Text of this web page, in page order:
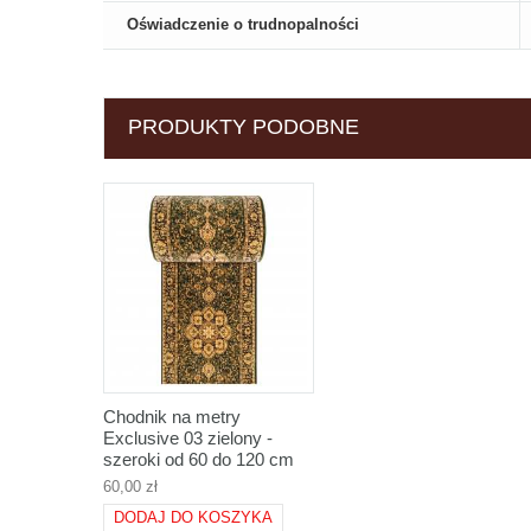
Oświadczenie o trudnopalności
PRODUKTY PODOBNE
Chodnik na metry
Exclusive 03 zielony -
szeroki od 60 do 120 cm
60,00 zł
DODAJ DO KOSZYKA